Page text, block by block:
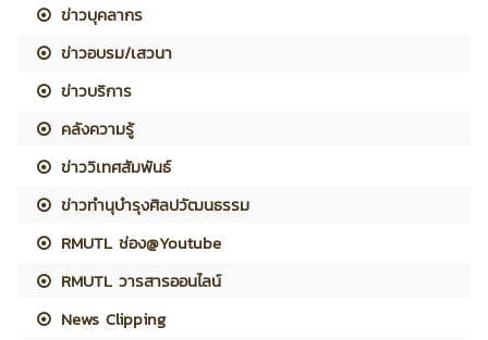
ข่าวบุคลากร
ข่าวอบรม/เสวนา
ข่าวบริการ
คลังความรู้
ข่าววิเทศสัมพันธ์
ข่าวทำนุบำรุงศิลปวัฒนธรรม
RMUTL ช่อง@Youtube
RMUTL วารสารออนไลน์
News Clipping